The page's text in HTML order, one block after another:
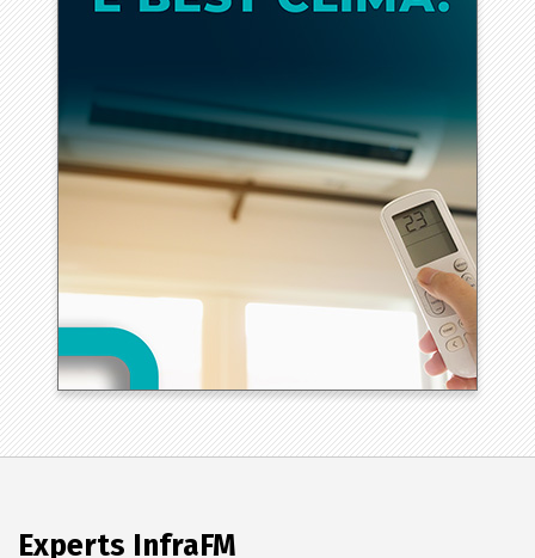
Experts InfraFM